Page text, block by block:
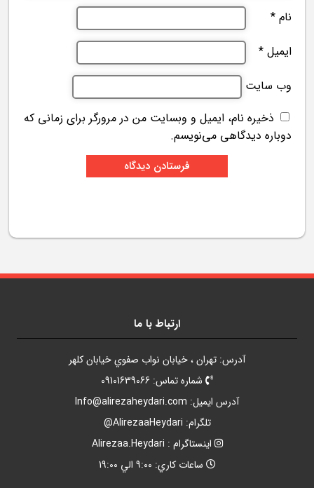
نام *
ایمیل *
وب‌ سایت
ذخیره نام، ایمیل و وبسایت من در مرورگر برای زمانی که
دوباره دیدگاهی می‌نویسم.
ارتباط با ما
آدرس: تهران ، خيابان نواب صفوي خيابان کلهر
شماره تماس: 09101639066
آدرس ايميل: Info@alirezaheydari.com
تلگرام: AlirezaaHeydari@
اينستاگرام : Alirezaa.Heydari
ساعات کاري: 9:00 الي 19:00